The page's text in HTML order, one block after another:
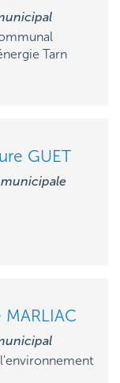
Tarn
GUET
l'environnement